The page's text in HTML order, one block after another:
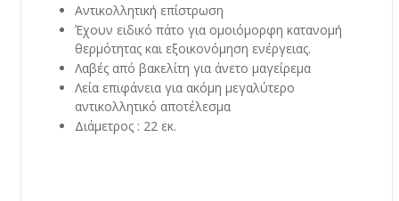
Αντικολλητική επίστρωση
Έχουν ειδικό πάτο για ομοιόμορφη κατανομή
θερμότητας και εξοικονόμηση ενέργειας.
Λαβές από βακελίτη για άνετο μαγείρεμα
Λεία επιφάνεια για ακόμη μεγαλύτερο
αντικολλητικό αποτέλεσμα
Διάμετρος : 22 εκ.